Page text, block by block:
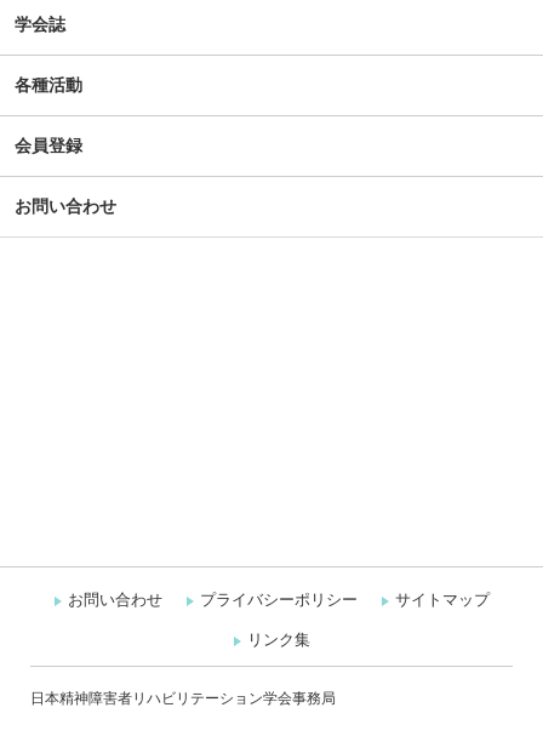
学会誌
各種活動
会員登録
お問い合わせ
お問い合わせ プライバシーポリシー サイトマップ
リンク集
日本精神障害者リハビリテーション学会事務局